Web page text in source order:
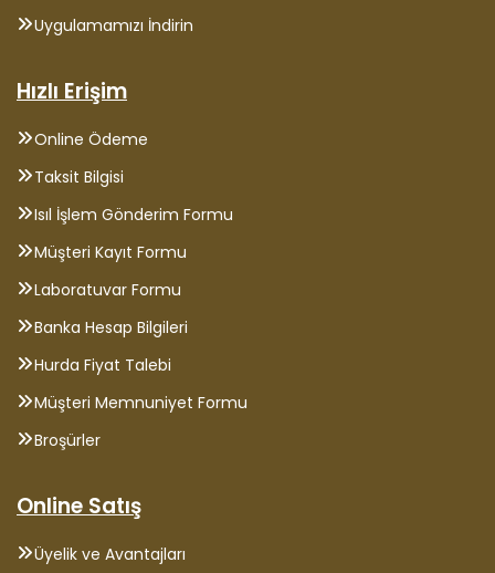
Uygulamamızı İndirin
Hızlı Erişim
Online Ödeme
Taksit Bilgisi
Isıl İşlem Gönderim Formu
Müşteri Kayıt Formu
Laboratuvar Formu
Banka Hesap Bilgileri
Hurda Fiyat Talebi
Müşteri Memnuniyet Formu
Broşürler
Online Satış
Üyelik ve Avantajları